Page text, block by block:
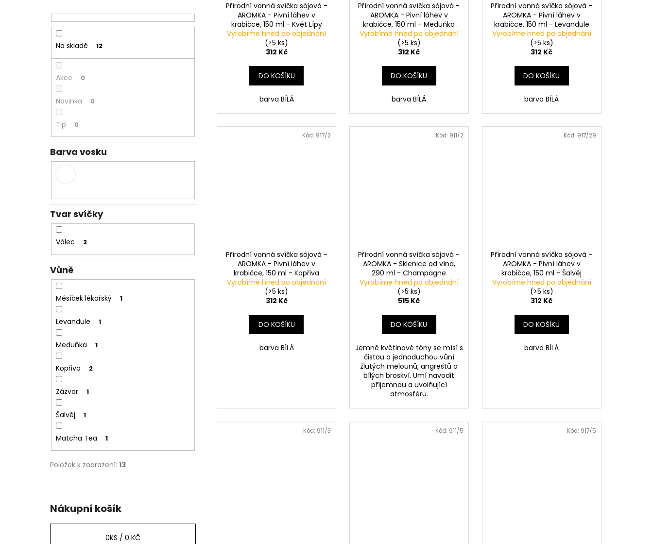
Na skladě 12
Akce 0
Novinka 0
Tip 0
Barva vosku
Tvar svíčky
Válec 2
Vůně
Měsíček lékařský 1
Levandule 1
Meduňka 1
Kopřiva 2
Zázvor 1
Šalvěj 1
Matcha Tea 1
Položek k zobrazení: 13
Nákupní košík
0KS / 0 KČ
Přírodní vonná svíčka sójová -
AROMKA - Pivní láhev v
krabičce, 150 ml - Květ Lípy
Vyrobíme hned po objednání
(>5 ks)
312 Kč
DO KOŠÍKU
barva BÍLÁ
Přírodní vonná svíčka sójová -
AROMKA - Pivní láhev v
krabičce, 150 ml - Meduňka
Vyrobíme hned po objednání
(>5 ks)
312 Kč
DO KOŠÍKU
barva BÍLÁ
Přírodní vonná svíčka sójová -
AROMKA - Pivní láhev v
krabičce, 150 ml - Levandule
Vyrobíme hned po objednání
(>5 ks)
312 Kč
DO KOŠÍKU
barva BÍLÁ
Přírodní vonná svíčka sójová -
AROMKA - Pivní láhev v
krabičce, 150 ml - Kopřiva
Vyrobíme hned po objednání
(>5 ks)
312 Kč
DO KOŠÍKU
barva BÍLÁ
Kód: 917/2
Přírodní vonná svíčka sójová -
AROMKA - Sklenice od vína,
290 ml - Champagne
Vyrobíme hned po objednání
(>5 ks)
515 Kč
DO KOŠÍKU
Jemně květinové tóny se mísí s
čistou a jednoduchou vůní
žlutých melounů, angreštů a
bílých broskví. Umí navodit
příjemnou a uvolňující
atmosféru.
Kód: 911/2
Přírodní vonná svíčka sójová -
AROMKA - Pivní láhev v
krabičce, 150 ml - Šalvěj
Vyrobíme hned po objednání
(>5 ks)
312 Kč
DO KOŠÍKU
barva BÍLÁ
Kód: 917/29
Kód: 911/3 Kód: 911/5 Kód: 917/5